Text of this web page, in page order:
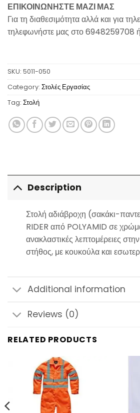
ΕΠΙΚΟΙΝΩΝΗΣΤΕ ΜΑΖΙ ΜΑΣ
Για τη διαθεσιμότητα αλλά και για
τηλεφωνήστε μας στο 6948259708 ή
SKU: 5011-050
Category: Στολές Εργασίας
Tag: Στολή
Description
Στολή αδιάβροχη (σακάκι-
RIDER από POLYAMID σε
ανακλαστικές λεπτομέρειες
στήθος, με κουκούλα και
Additional information
Reviews (0)
RELATED PRODUCTS